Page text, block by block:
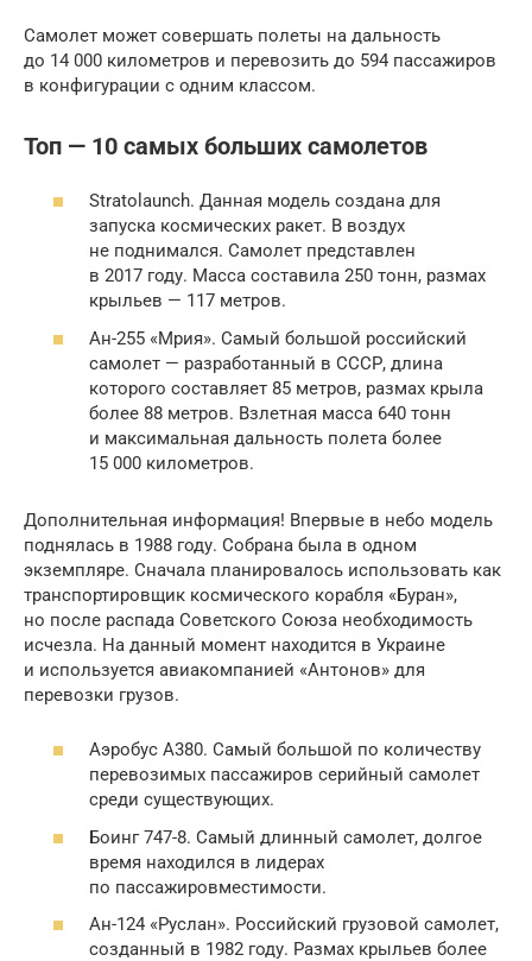
Самолет может совершать полеты на дальность
до 14 000 километров и перевозить до 594 пассажиров
в конфигурации с одним классом.
Топ — 10 самых больших самолетов
Stratolaunch. Данная модель создана для
запуска космических ракет. В воздух
не поднимался. Самолет представлен
в 2017 году. Масса составила 250 тонн, размах
крыльев — 117 метров.
Ан-255 «Мрия». Самый большой российский
самолет — разработанный в СССР, длина
которого составляет 85 метров, размах крыла
более 88 метров. Взлетная масса 640 тонн
и максимальная дальность полета более
15 000 километров.
Дополнительная информация! Впервые в небо модель
поднялась в 1988 году. Собрана была в одном
экземпляре. Сначала планировалось использовать как
транспортировщик космического корабля «Буран»,
но после распада Советского Союза необходимость
исчезла. На данный момент находится в Украине
и используется авиакомпанией «Антонов» для
перевозки грузов.
Аэробус А380. Самый большой по количеству
перевозимых пассажиров серийный самолет
среди существующих.
Боинг 747-8. Самый длинный самолет, долгое
время находился в лидерах
по пассажировместимости.
Ан-124 «Руслан». Российский грузовой самолет,
созданный в 1982 году. Размах крыльев более